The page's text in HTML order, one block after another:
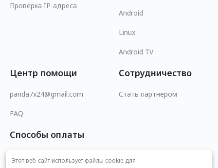
Проверка IP-адреса
Android
Linux
Android TV
Центр помощи
panda7x24@gmail.com
FAQ
Сотрудничество
Стать партнером
Способы оплаты
Этот веб-сайт использует файлы cookie для